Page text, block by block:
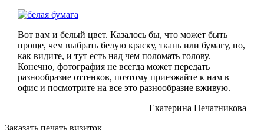
Вот вам и белый цвет. Казалось бы, что может быть
проще, чем выбрать белую краску, ткань или бумагу, но,
как видите, и тут есть над чем поломать голову.
Конечно, фотография не всегда может передать
разнообразие оттенков, поэтому приезжайте к нам в
офис и посмотрите на все это разнообразие вживую.
Екатерина Печатникова
Заказать печать визиток